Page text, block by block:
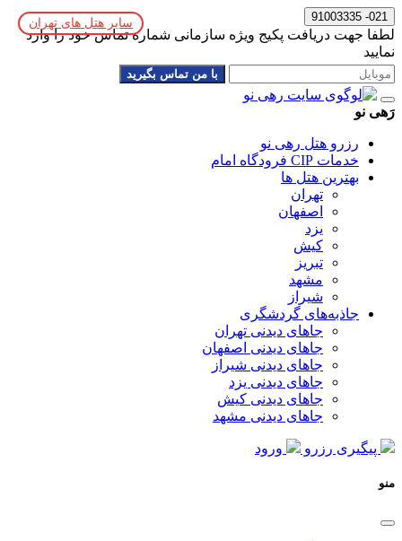
021- 91003335
لطفا جهت دریافت پکیج ویژه سازمانی شماره تماس خود را وارد
نمایید
با من تماس بگیرید
رَهی نو
رزرو هتل رهی نو
خدمات CIP فرودگاه امام
بهترین هتل ها
تهران
اصفهان
یزد
کیش
تبریز
مشهد
شیراز
جاذبه‌های گردشگری
جاهای دیدنی تهران
جاهای دیدنی اصفهان
جاهای دیدنی شیراز
جاهای دیدنی یزد
جاهای دیدنی کیش
جاهای دیدنی مشهد
پیگیری رزرو ورود
منو
سایر هتل های تهران